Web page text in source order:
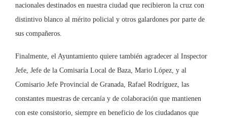
nacionales destinados en nuestra ciudad que recibieron la cruz con
distintivo blanco al mérito policial y otros galardones por parte de
sus compañeros.
Finalmente, el Ayuntamiento quiere también agradecer al Inspector
Jefe, Jefe de la Comisaría Local de Baza, Mario López, y al
Comisario Jefe Provincial de Granada, Rafael Rodríguez, las
constantes muestras de cercanía y de colaboración que mantienen
con este consistorio, siempre en beneficio de los ciudadanos que